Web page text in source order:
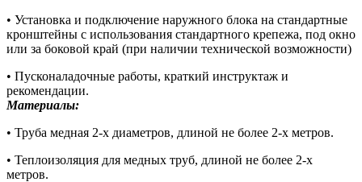
• Установка и подключение наружного блока на стандартные
кронштейны с использования стандартного крепежа, под окно
или за боковой край (при наличии технической возможности)
• Пусконаладочные работы, краткий инструктаж и
рекомендации.
Материалы:
• Труба медная 2-х диаметров, длиной не более 2-х метров.
• Теплоизоляция для медных труб, длиной не более 2-х
метров.